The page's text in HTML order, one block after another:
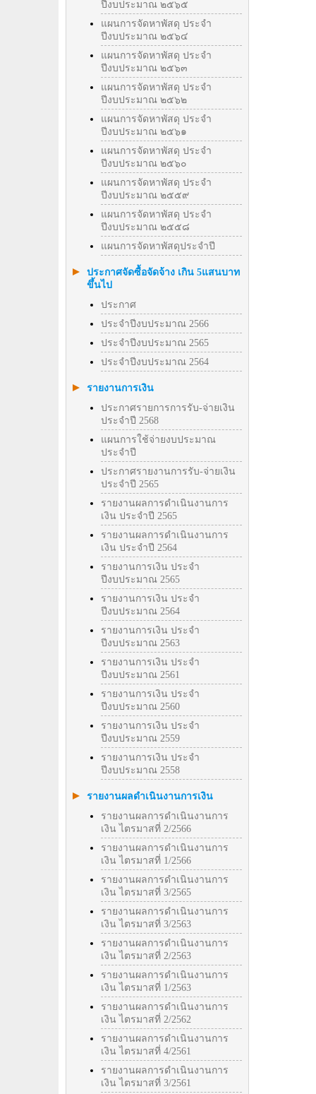
ปีงบประมาณ ๒๕๖๕
แผนการจัดหาพัสดุ ประจำ
ปีงบประมาณ ๒๕๖๔
แผนการจัดหาพัสดุ ประจำ
ปีงบประมาณ ๒๕๖๓
แผนการจัดหาพัสดุ ประจำ
ปีงบประมาณ ๒๕๖๒
แผนการจัดหาพัสดุ ประจำ
ปีงบประมาณ ๒๕๖๑
แผนการจัดหาพัสดุ ประจำ
ปีงบประมาณ ๒๕๖๐
แผนการจัดหาพัสดุ ประจำ
ปีงบประมาณ ๒๕๕๙
แผนการจัดหาพัสดุ ประจำ
ปีงบประมาณ ๒๕๕๘
แผนการจัดหาพัสดุประจำปี
ประกาศจัดซื้อจัดจ้าง เกิน 5แสนบาท
ขึ้นไป
ประกาศ
ประจำปีงบประมาณ 2566
ประจำปีงบประมาณ 2565
ประจำปีงบประมาณ 2564
รายงานการเงิน
ประกาศรายการการรับ-จ่ายเงิน
ประจำปี 2568
แผนการใช้จ่ายงบประมาณ
ประจำปี
ประกาศรายงานการรับ-จ่ายเงิน
ประจำปี 2565
รายงานผลการดำเนินงานการ
เงิน ประจำปี 2565
รายงานผลการดำเนินงานการ
เงิน ประจำปี 2564
รายงานการเงิน ประจำ
ปีงบประมาณ 2565
รายงานการเงิน ประจำ
ปีงบประมาณ 2564
รายงานการเงิน ประจำ
ปีงบประมาณ 2563
รายงานการเงิน ประจำ
ปีงบประมาณ 2561
รายงานการเงิน ประจำ
ปีงบประมาณ 2560
รายงานการเงิน ประจำ
ปีงบประมาณ 2559
รายงานการเงิน ประจำ
ปีงบประมาณ 2558
รายงานผลดำเนินงานการเงิน
รายงานผลการดำเนินงานการ
เงิน ไตรมาสที่ 2/2566
รายงานผลการดำเนินงานการ
เงิน ไตรมาสที่ 1/2566
รายงานผลการดำเนินงานการ
เงิน ไตรมาสที่ 3/2565
รายงานผลการดำเนินงานการ
เงิน ไตรมาสที่ 3/2563
รายงานผลการดำเนินงานการ
เงิน ไตรมาสที่ 2/2563
รายงานผลการดำเนินงานการ
เงิน ไตรมาสที่ 1/2563
รายงานผลการดำเนินงานการ
เงิน ไตรมาสที่ 2/2562
รายงานผลการดำเนินงานการ
เงิน ไตรมาสที่ 4/2561
รายงานผลการดำเนินงานการ
เงิน ไตรมาสที่ 3/2561